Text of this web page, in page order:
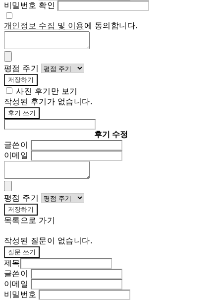
비밀번호 확인
개인정보 수집 및 이용에 동의합니다.
평점 주기
저장하기
사진 후기만 보기
작성된 후기가 없습니다.
후기 쓰기
후기 수정
글쓴이
이메일
평점 주기
저장하기
목록으로 가기
작성된 질문이 없습니다.
질문 쓰기
제목
글쓴이
이메일
비밀번호